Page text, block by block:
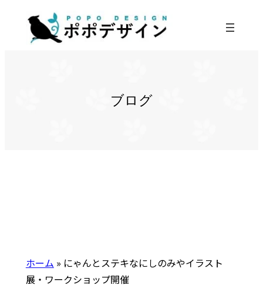
ブログ
ホーム » にゃんとステキなにしのみやイラスト
展・ワークショップ開催